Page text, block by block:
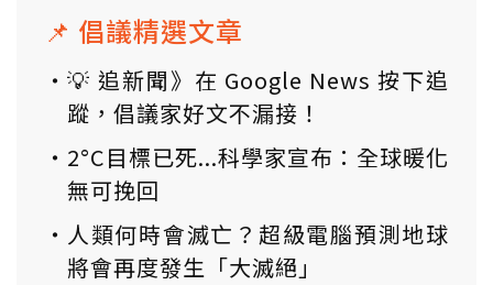
📌 倡議精選文章
💡 追新聞》在 Google News 按下追
蹤，倡議家好文不漏接！
2°C目標已死...科學家宣布：全球暖化
無可挽回
人類何時會滅亡？超級電腦預測地球
將會再度發生「大滅絕」